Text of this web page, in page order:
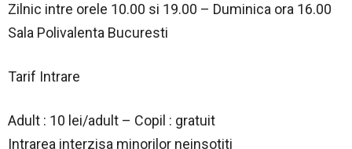
Zilnic intre orele 10.00 si 19.00 – Duminica ora 16.00
Sala Polivalenta Bucuresti
Tarif Intrare
Adult : 10 lei/adult – Copil : gratuit
Intrarea interzisa minorilor neinsotiti